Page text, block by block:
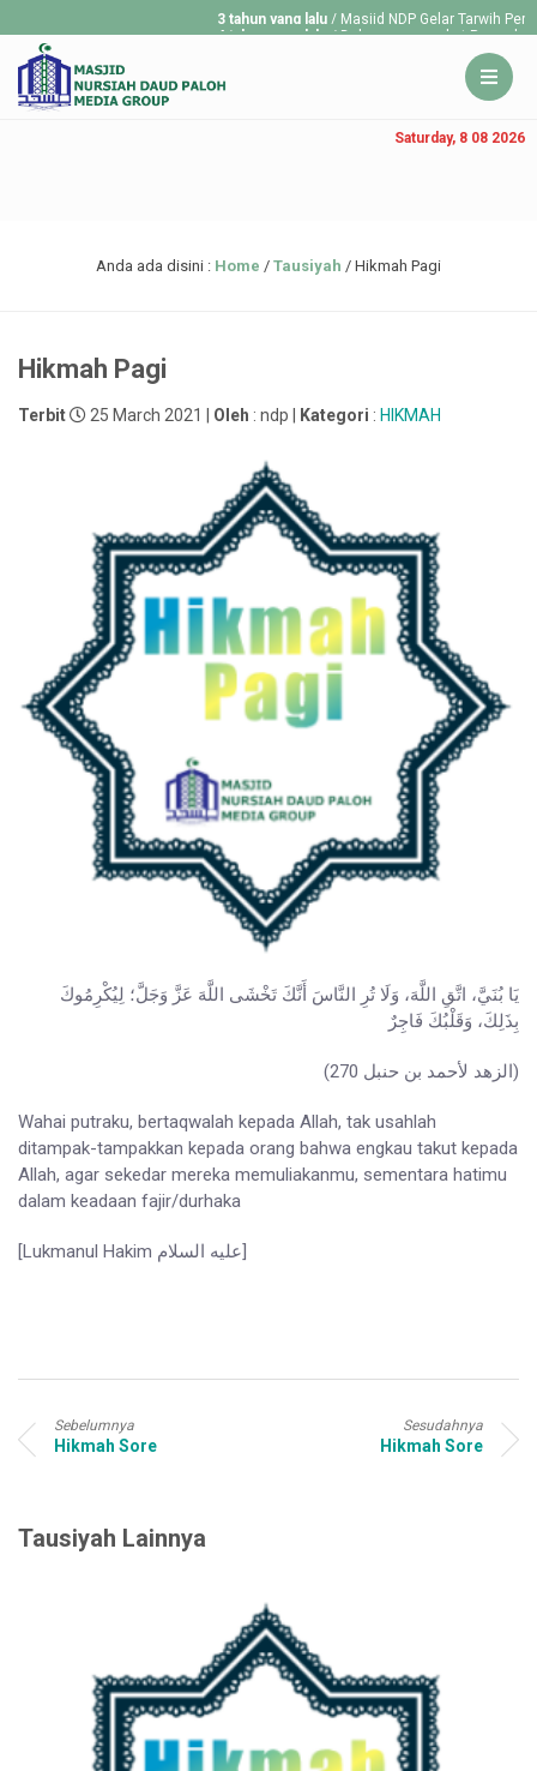
3 tahun yang lalu / Masjid NDP Gelar Tarwih
tarawih...
4 tahun yang lalu/ Dalam menyambut Ramadan
Saturday, 8 08 2026
Anda ada disini : Home / Tausiyah / Hikmah Pagi
Hikmah Pagi
Terbit 25 March 2021 | Oleh : ndp | Kategori : HIKMAH
يَا بُنَيَّ، اتَّقِ اللَّهَ، ‌وَلَا ‌تُرِ ‌النَّاسَ أَنَّكَ تَخْشَى اللَّهَ عَزَّ وَجَلَّ؛ لِيُكْرِمُوكَ
بِذَلِكَ، وَقَلْبُكَ فَاجِرٌ
(الزهد لأحمد بن حنبل 270)
Wahai putraku, bertaqwalah kepada Allah, tak usahlah
ditampak-tampakkan kepada orang bahwa engkau takut kepada
Allah, agar sekedar mereka memuliakanmu, sementara hatimu
dalam keadaan fajir/durhaka
[Lukmanul Hakim عليه السلام]
Sebelumnya
Hikmah Sore
Sesudahnya
Hikmah Sore
Tausiyah Lainnya